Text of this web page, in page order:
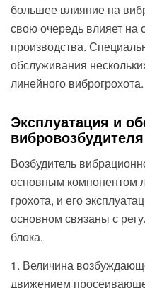
большее влияние на
свою очередь влияет
производства.
обслуживания
линейного виброгрохота.
Эксплуатация и
Возбудитель
основным компонентом
грохота, и его
основном связаны с
блока.
1. Величина
движением